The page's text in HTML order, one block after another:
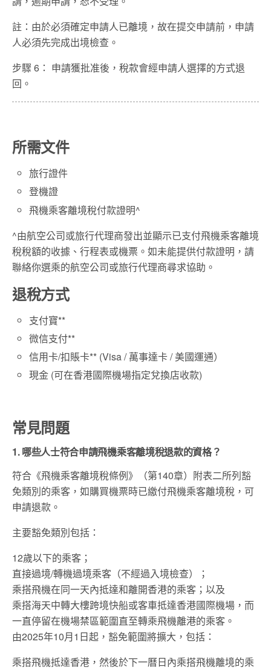
註：由於必須確定申請人已離境，故在提交申請前，申請
人必須先完成出境檢查。
步驟 6： 申請獲批准後，稅款會經申請人選擇的方式退
回。
所需文件
旅行證件
登機證
飛機乘客離境稅付款證明^
^由航空公司或旅行代理商發出並顯示已支付飛機乘客離境
稅稅額的收據、行程表或機票。如未能提供付款證明，請
聯絡你選乘的航空公司或旅行代理商尋求協助。
退稅方式
支付寶**
微信支付**
信用卡/扣賬卡** (Visa / 萬事達卡 / 美國運通）
現金 (可在香港國際機場指定兌換店收款)
常見問題
1. 哪些人士符合申請飛機乘客離境稅退款的資格？
符合《飛機乘客離境稅條例》（第140章）附表二所列豁
免類別的乘客，如購買機票時已繳付飛機乘客離境稅，可
申請退款。
主要豁免類別包括：
12歲以下的乘客；
直接過境/轉機過境乘客（不經過入境檢查）；
乘搭飛機在同一天內抵達和離開香港的乘客；以及
乘搭海天中轉大樓跨境快船或客車抵達香港國際機場，而
一直停留在機場禁區範圍直至轉乘飛機離港的乘客。
由2025年10月1日起，豁免範圍將擴大，包括：
乘搭飛機抵達香港，然後於下一曆日內乘搭飛機離境的乘